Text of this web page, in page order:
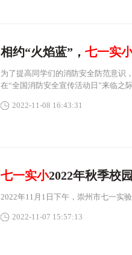
相约“火焰蓝”， 七一实
为了提高同学们的消防安全防范意识
在“全国消防安全宣传活动日”来临之
2022-11-08 16:43:31
七一实小2022年秋季校
2022年11月1日下午，崇州市七一实
2022-11-07 15:57:13